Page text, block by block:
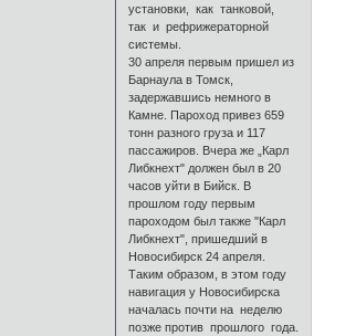
установки, как танковой,
так и рефрижераторной
системы.
30 апреля первым пришел из
Барнаула в Томск,
задержавшись немного в
Камне. Пароход привез 659
тонн разного груза и 117
пассажиров. Вчера же „Карл
Либкнехт" должен был в 20
часов уйти в Бийск. В
прошлом году первым
пароходом был также "Карл
Либкнехт", пришедший в
Новосибирск 24 апреля.
Таким образом, в этом году
навигация у Новосибирска
началась почти на неделю
позже против прошлого года.